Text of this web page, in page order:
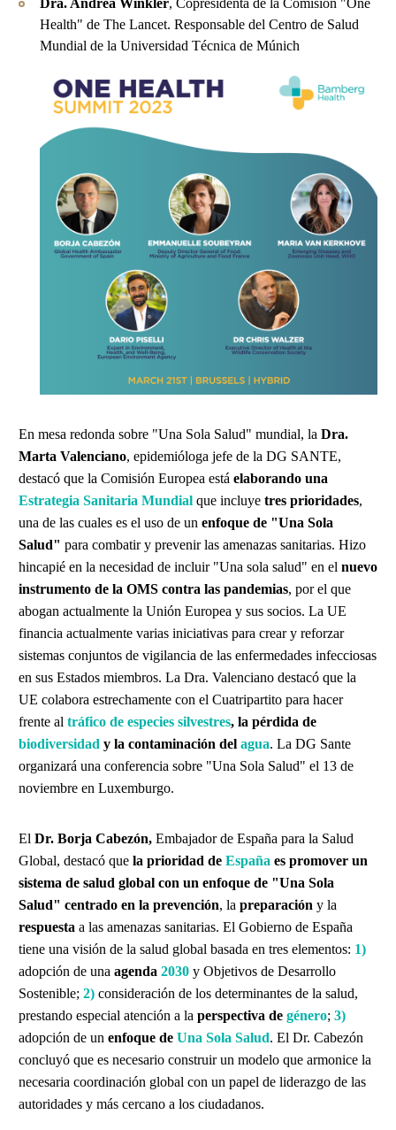
Dra. Andrea Winkler, Copresidenta de la Comisión "One
Health" de The Lancet. Responsable del Centro de Salud
Mundial de la Universidad Técnica de Múnich
En mesa redonda sobre "Una Sola Salud" mundial, la Dra.
Marta Valenciano, epidemióloga jefe de la DG SANTE,
destacó que la Comisión Europea está elaborando una
Estrategia Sanitaria Mundial que incluye tres prioridades,
una de las cuales es el uso de un enfoque de "Una Sola
Salud" para combatir y prevenir las amenazas sanitarias. Hizo
hincapié en la necesidad de incluir "Una sola salud" en el nuevo
instrumento de la OMS contra las pandemias, por el que
abogan actualmente la Unión Europea y sus socios. La UE
financia actualmente varias iniciativas para crear y reforzar
sistemas conjuntos de vigilancia de las enfermedades infecciosas
en sus Estados miembros. La Dra. Valenciano destacó que la
UE colabora estrechamente con el Cuatripartito para hacer
frente al tráfico de especies silvestres, la pérdida de
biodiversidad y la contaminación del agua. La DG Sante
organizará una conferencia sobre "Una Sola Salud" el 13 de
noviembre en Luxemburgo.
El Dr. Borja Cabezón, Embajador de España para la Salud
Global, destacó que la prioridad de España es promover un
sistema de salud global con un enfoque de "Una Sola
Salud" centrado en la prevención, la preparación y la
respuesta a las amenazas sanitarias. El Gobierno de España
tiene una visión de la salud global basada en tres elementos: 1)
adopción de una agenda 2030 y Objetivos de Desarrollo
Sostenible; 2) consideración de los determinantes de la salud,
prestando especial atención a la perspectiva de género; 3)
adopción de un enfoque de Una Sola Salud. El Dr. Cabezón
concluyó que es necesario construir un modelo que armonice la
necesaria coordinación global con un papel de liderazgo de las
autoridades y más cercano a los ciudadanos.